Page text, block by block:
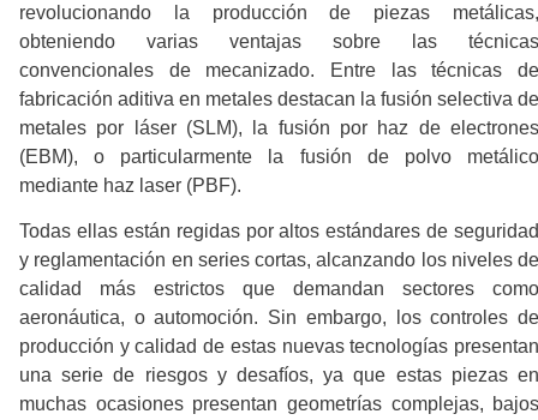
revolucionando la producción de piezas
obteniendo varias ventajas sobre las
convencionales de mecanizado. Entre las técnicas
fabricación aditiva en metales destacan la fusión selectiva
metales por láser (SLM), la fusión por haz de
(EBM), o particularmente la fusión de polvo
mediante haz laser (PBF).
Todas ellas están regidas por altos estándares de
y reglamentación en series cortas, alcanzando los niveles
calidad más estrictos que demandan sectores
aeronáutica, o automoción. Sin embargo, los controles
producción y calidad de estas nuevas tecnologías
una serie de riesgos y desafíos, ya que estas piezas
muchas ocasiones presentan geometrías complejas,